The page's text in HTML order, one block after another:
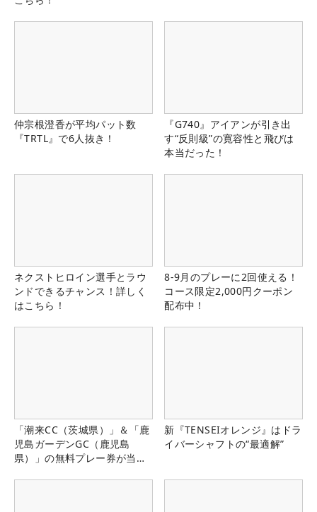
仲宗根澄香が平均パット数
『TRTL』で6人抜き！
『G740』アイアンが引き出
す“反則級”の寛容性と飛びは
本当だった！
ネクストヒロイン選手とラウ
ンドできるチャンス！詳しく
はこちら！
8-9月のプレーに2回使える！
コース限定2,000円クーポン
配布中！
「潮来CC（茨城県）」＆「鹿
児島ガーデンGC（鹿児島
県）」の無料プレー券が当た
新『TENSEIオレンジ』はドラ
イバーシャフトの“最適解”